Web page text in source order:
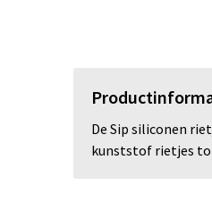
De Sip siliconen
kunststof rietjes